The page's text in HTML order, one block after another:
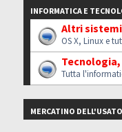
INFORMATICA E
Altri
OS X, Linux e
Tutta
MERCATINO DELL'USATO